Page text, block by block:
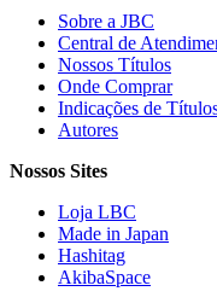
Sobre a JBC
Central de
Nossos Títulos
Onde Comprar
Indicações de
Autores
Nossos Sites
Loja LBC
Made in Japan
Hashitag
AkibaSpace